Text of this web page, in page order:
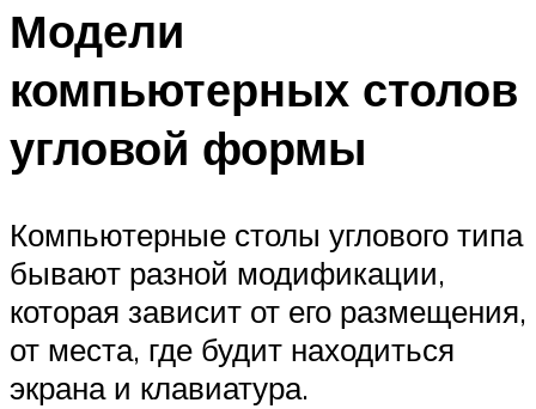
Модели
компьютерных столов
угловой формы
Компьютерные столы углового типа
бывают разной модификации,
которая зависит от его размещения,
от места, где будит находиться
экрана и клавиатура.